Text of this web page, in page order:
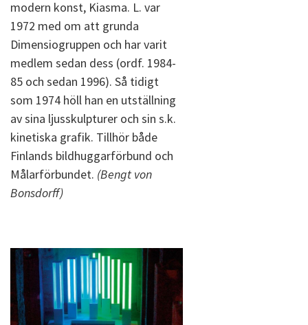
modern konst, Kiasma. L. var
1972 med om att grunda
Dimensiogruppen och har varit
medlem sedan dess (ordf. 1984-
85 och sedan 1996). Så tidigt
som 1974 höll han en utställning
av sina ljusskulpturer och sin s.k.
kinetiska grafik. Tillhör både
Finlands bildhuggarförbund och
Målarförbundet. (Bengt von
Bonsdorff)